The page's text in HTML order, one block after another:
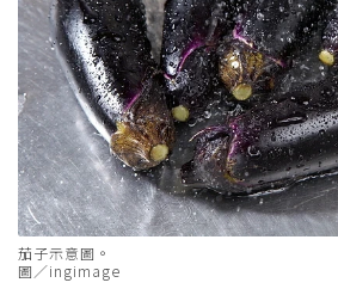
茄子示意圖。
圖／ingimage